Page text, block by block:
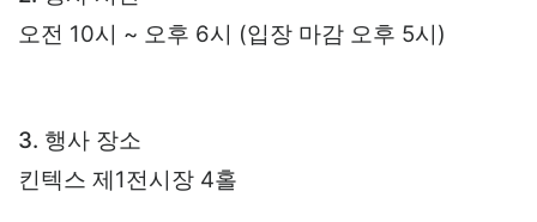
오전 10시 ~ 오후 6시 (입장 마감 오후 5시)
3. 행사 장소
킨텍스 제1전시장 4홀